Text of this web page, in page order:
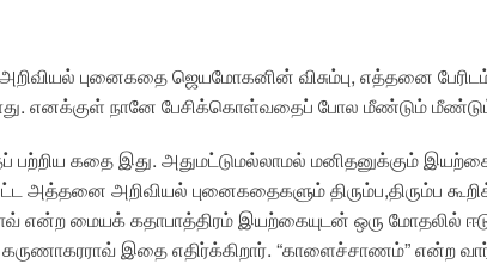
புனைகதை ஜெயமோகனின் விசும்பு, எத்தனை
எனக்குள் நானே பேசிக்கொள்வதைப் போல மீண்டும்
கதை இது. அதுமட்டுமல்லாமல் மனிதனுக்கும்
அத்தனை அறிவியல் புனைகதைகளும் திரும்ப,திரும்ப
என்ற மையக் கதாபாத்திரம் இயற்கையுடன் ஒரு மோதலில்
இதை எதிர்க்கிறார். “காளைச்சாணம்” என்ற